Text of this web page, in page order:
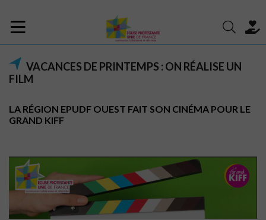
VACANCES DE PRINTEMPS : ON RÉALISE UN
FILM
LA RÉGION EPUDF OUEST FAIT SON CINÉMA POUR LE
GRAND KIFF